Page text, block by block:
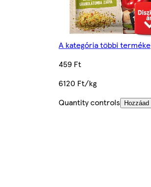
A kategória többi terméke
459 Ft
6120 Ft/kg
Quantity controls
Hozzáad